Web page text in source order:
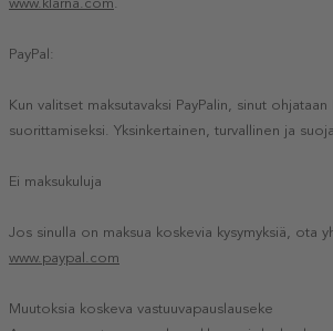
www.klarna.com.
PayPal:
Kun valitset maksutavaksi PayPalin, sinut ohjataan
suorittamiseksi. Yksinkertainen, turvallinen ja
Ei maksukuluja
Jos sinulla on maksua koskevia kysymyksiä, ota
www.paypal.com
Muutoksia koskeva vastuuvapauslauseke